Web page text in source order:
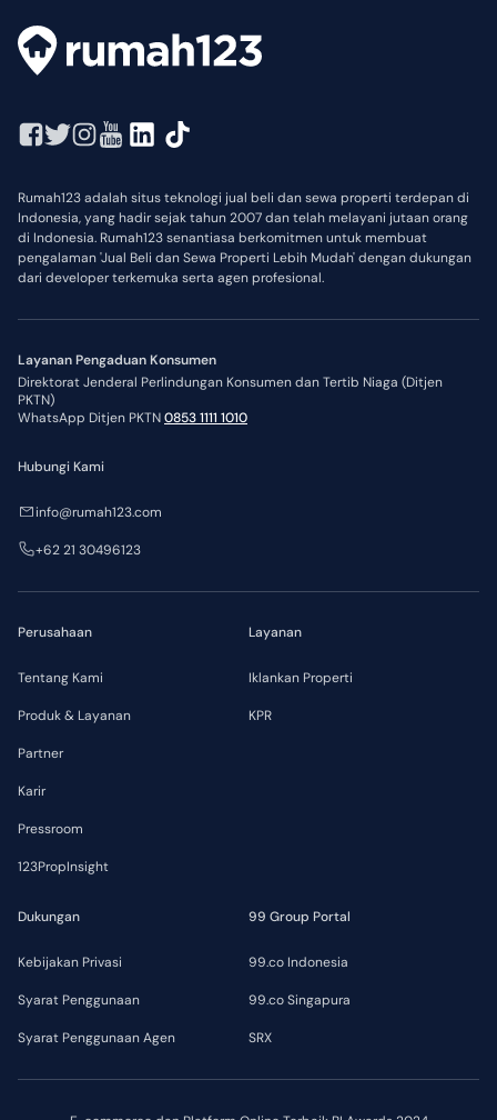
Rumah123 adalah situs teknologi jual beli dan sewa properti terdepan di
Indonesia, yang hadir sejak tahun 2007 dan telah melayani jutaan orang
di Indonesia. Rumah123 senantiasa berkomitmen untuk membuat
pengalaman 'Jual Beli dan Sewa Properti Lebih Mudah' dengan dukungan
dari developer terkemuka serta agen profesional.
Layanan Pengaduan Konsumen
Direktorat Jenderal Perlindungan Konsumen dan Tertib Niaga (Ditjen
PKTN)
WhatsApp Ditjen PKTN0853 1111 1010
Perusahaan
Tentang Kami
Produk & Layanan
Partner
Karir
Pressroom
123PropInsight
Layanan
Iklankan Properti
KPR
Dukungan
Kebijakan Privasi
Syarat Penggunaan
Syarat Penggunaan Agen
99 Group Portal
99.co Indonesia
99.co Singapura
SRX
Hubungi Kami
info@rumah123.com
+62 21 30496123